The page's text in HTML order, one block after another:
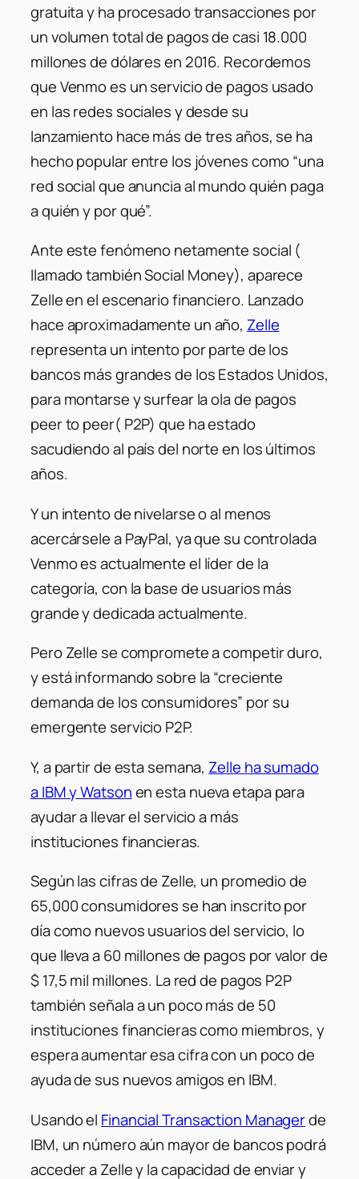
gratuita y ha procesado transacciones por
un volumen total de pagos de casi 18.000
millones de dólares en 2016. Recordemos
que Venmo es un servicio de pagos usado
en las redes sociales y desde su
lanzamiento hace más de tres años, se ha
hecho popular entre los jóvenes como “una
red social que anuncia al mundo quién paga
a quién y por qué”.
Ante este fenómeno netamente social (
llamado también Social Money), aparece
Zelle en el escenario financiero. Lanzado
hace aproximadamente un año, Zelle
representa un intento por parte de los
bancos más grandes de los Estados Unidos,
para montarse y surfear la ola de pagos
peer to peer( P2P) que ha estado
sacudiendo al país del norte en los últimos
años.
Y un intento de nivelarse o al menos
acercársele a PayPal, ya que su controlada
Venmo es actualmente el líder de la
categoría, con la base de usuarios más
grande y dedicada actualmente.
Pero Zelle se compromete a competir duro,
y está informando sobre la “creciente
demanda de los consumidores” por su
emergente servicio P2P.
Y, a partir de esta semana, Zelle ha sumado
a IBM y Watsonen esta nueva etapa para
ayudar a llevar el servicio a más
instituciones financieras.
Según las cifras de Zelle, un promedio de
65,000 consumidores se han inscrito por
día como nuevos usuarios del servicio, lo
que lleva a 60 millones de pagos por valor de
$ 17,5 mil millones. La red de pagos P2P
también señala a un poco más de 50
instituciones financieras como miembros, y
espera aumentar esa cifra con un poco de
ayuda de sus nuevos amigos en IBM.
Usando el Financial Transaction Managerde
IBM, un número aún mayor de bancos podrá
acceder a Zelle y la capacidad de enviar y